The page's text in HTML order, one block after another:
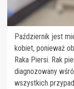
Październik jest
kobiet, ponieważ
Raka Piersi. Rak
diagnozowany
wszystkich